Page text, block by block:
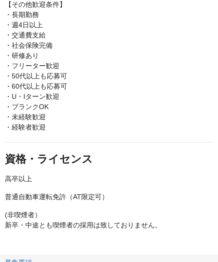
【その他歓迎条件】
・長期勤務
・週4日以上
・交通費支給
・社会保険完備
・研修あり
・フリーター歓迎
・50代以上も応募可
・60代以上も応募可
・U・Iターン歓迎
・ブランクOK
・未経験歓迎
・経験者歓迎
資格・ライセンス
高卒以上
普通自動車運転免許（AT限定可）
(非喫煙者）
新卒・中途とも喫煙者の採用は致しておりません。